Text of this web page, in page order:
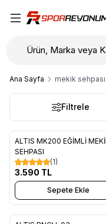
Ana Sayfa mekik sehpası
Filtrele
Favorilere Ekle
ALTIS MK200 EĞİMLİ
SEHPASI
(1)
3.590 TL
Sepete Ekle